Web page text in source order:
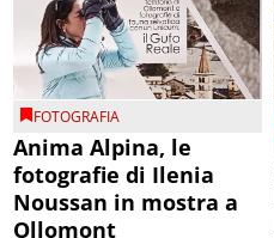
FOTOGRAFIA
Anima Alpina, le
fotografie di Ilenia
Noussan in mostra a
Ollomont